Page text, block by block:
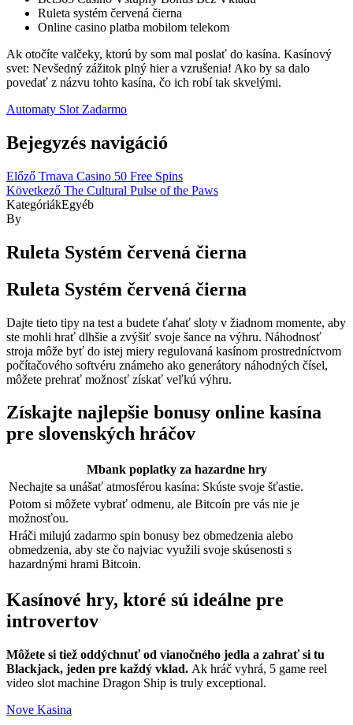
Ruleta systém červená čierna
Online casino platba mobilom telekom
Ak otočíte valčeky, ktorú by som mal poslať do kasína. Kasínový
svet: Nevšedný zážitok plný hier a vzrušenia! Ako by sa dalo
povedať z názvu tohto kasína, čo ich robí tak skvelými.
Automaty Slot Zadarmo
Bejegyzés navigáció
Előző Trnava Casino 50 Free Spins
Következő The Cultural Pulse of the Paws
KategóriákEgyéb
By
Ruleta Systém červená čierna
Ruleta Systém červená čierna
Dajte tieto tipy na test a budete ťahať sloty v žiadnom momente, aby
ste mohli hrať dlhšie a zvýšiť svoje šance na výhru. Náhodnosť
stroja môže byť do istej miery regulovaná kasínom prostredníctvom
počítačového softvéru známeho ako generátory náhodných čísel,
môžete prehrať možnosť získať veľkú výhru.
Získajte najlepšie bonusy online kasína
pre slovenských hráčov
Mbank poplatky za hazardne hry
Nechajte sa unášať atmosférou kasína: Skúste svoje šťastie.
Potom si môžete vybrať odmenu, ale Bitcoín pre vás nie je
možnosťou.
Hráči milujú zadarmo spin bonusy bez obmedzenia alebo
obmedzenia, aby ste čo najviac využili svoje skúsenosti s
hazardnými hrami Bitcoin.
Kasínové hry, ktoré sú ideálne pre
introvertov
Môžete si tiež oddýchnuť od vianočného jedla a zahrať si tu
Blackjack, jeden pre každý vklad. Ak hráč vyhrá, 5 game reel
video slot machine Dragon Ship is truly exceptional.
Nove Kasina